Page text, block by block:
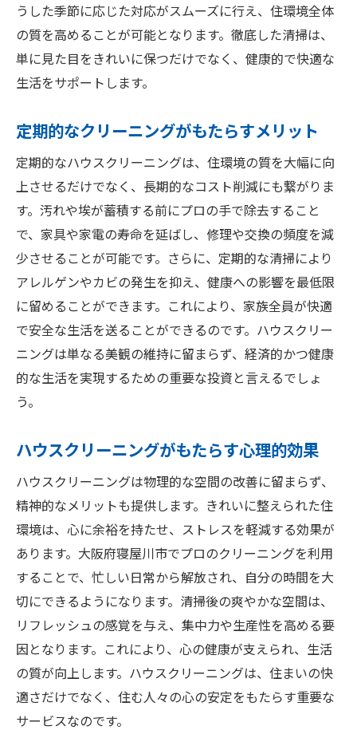
うした季節に応じた対応がスムーズに行え、住環境全体
の質を高めることが可能となります。徹底した清掃は、
単に見た目をきれいに保つだけでなく、健康的で快適な
生活をサポートします。
定期的なクリーニングがもたらすメリット
定期的なハウスクリーニングは、住環境の質を大幅に向
上させるだけでなく、長期的なコスト削減にも繋がりま
す。汚れや埃が蓄積する前にプロの手で除去すること
で、家具や家電の寿命を延ばし、修理や交換の頻度を減
少させることが可能です。さらに、定期的な清掃により
アレルゲンやカビの発生を抑え、健康への影響を最低限
に留めることができます。これにより、家族全員が快適
で安全な生活を送ることができるのです。ハウスクリー
ニングは単なる美観の維持に留まらず、経済的かつ健康
的な生活を実現するための重要な投資と言えるでしょ
う。
ハウスクリーニングがもたらす心理的効果
ハウスクリーニングは物理的な空間の改善に留まらず、
精神的なメリットも提供します。きれいに整えられた住
環境は、心に余裕を持たせ、ストレスを軽減する効果が
あります。大阪府寝屋川市でプロのクリーニングを利用
することで、忙しい日常から解放され、自分の時間を大
切にできるようになります。清掃後の爽やかな空間は、
リフレッシュの感覚を与え、集中力や生産性を高める要
因となります。これにより、心の健康が支えられ、生活
の質が向上します。ハウスクリーニングは、住まいの快
適さだけでなく、住む人々の心の安定をもたらす重要な
サービスなのです。